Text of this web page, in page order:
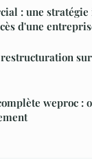
: une
d'une
weproc :